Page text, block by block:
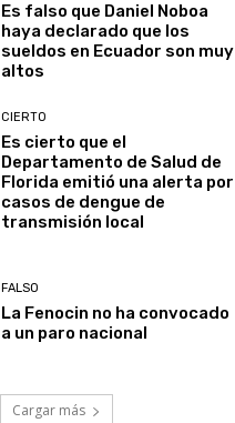
Es falso que Daniel Noboa
haya declarado que los
sueldos en Ecuador son muy
altos
CIERTO
Es cierto que el
Departamento de Salud de
Florida emitió una alerta por
casos de dengue de
transmisión local
FALSO
La Fenocin no ha convocado
a un paro nacional
Cargar más